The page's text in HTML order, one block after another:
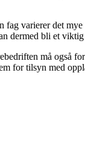
fag varierer det
dermed bli et viktig
må også
for tilsyn med